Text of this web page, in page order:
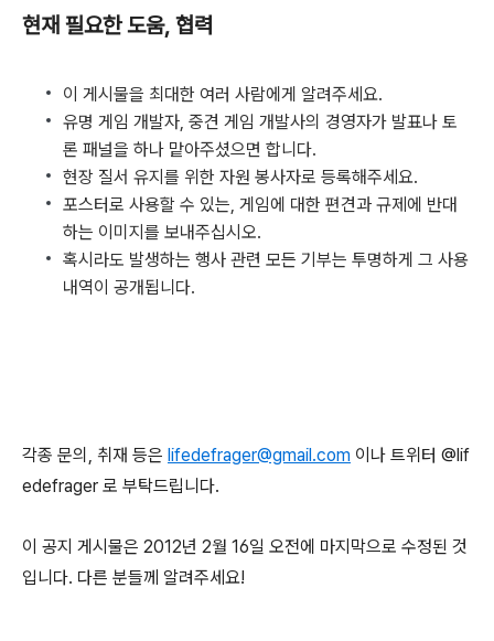
현재 필요한 도움, 협력
이 게시물을 최대한 여러 사람에게 알려주세요.
유명 게임 개발자, 중견 게임 개발사의 경영자가 발표나 토
론 패널을 하나 맡아주셨으면 합니다.
현장 질서 유지를 위한 자원 봉사자로 등록해주세요.
포스터로 사용할 수 있는, 게임에 대한 편견과 규제에 반대
하는 이미지를 보내주십시오.
혹시라도 발생하는 행사 관련 모든 기부는 투명하게 그 사용
내역이 공개됩니다.
각종 문의, 취재 등은 lifedefrager@gmail.com 이나 트위터 @lif
edefrager 로 부탁드립니다.
이 공지 게시물은 2012년 2월 16일 오전에 마지막으로 수정된 것
입니다. 다른 분들께 알려주세요!